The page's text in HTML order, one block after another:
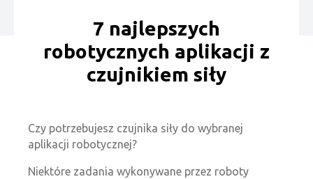
7 najlepszych
robotycznych aplikacji z
czujnikiem siły
Czy potrzebujesz czujnika siły do wybranej
aplikacji robotycznej?
Niektóre zadania wykonywane przez roboty